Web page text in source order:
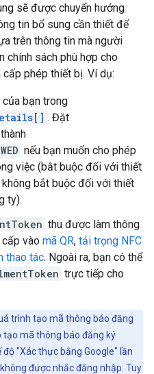
sẽ được chuyển hướng
tin bổ sung cần thiết để
trên thông tin mà người
chính sách phù hợp cho
phép thiết bị. Ví dụ:
của bạn trong
. Đặt
thành
nếu bạn muốn cho phép
việc (bắt buộc đối với thiết
bắt buộc đối với thiết
ty).
thu được làm thông
vào mã QR, tải trọng NFC
thao tác. Ngoài ra, bạn có thể
trực tiếp cho
trình tạo mã thông báo đăng
tạo mã thông báo đăng ký
độ "Xác thực bằng Google" lần
được nhắc đăng nhập. Tuy